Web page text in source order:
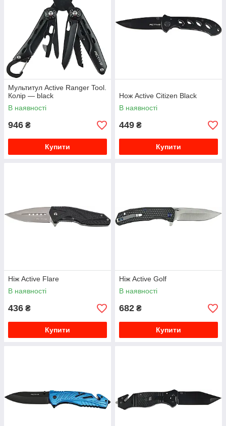
Мультитул Active Ranger Tool.
Колір — black
В наявності
946 ₴
Купити
Нож Active Citizen Black
В наявності
449 ₴
Купити
Ніж Active Flare
В наявності
436 ₴
Купити
Ніж Active Golf
В наявності
682 ₴
Купити